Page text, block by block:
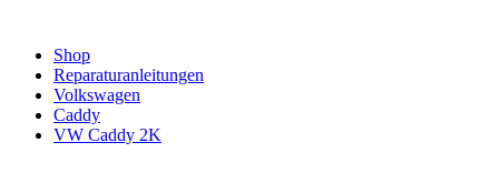
Shop
Reparaturanleitungen
Volkswagen
Caddy
VW Caddy 2K